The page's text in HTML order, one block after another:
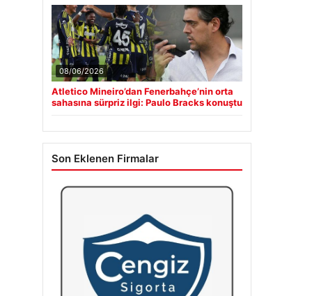
08/06/2026
Atletico Mineiro’dan Fenerbahçe’nin orta
sahasına sürpriz ilgi: Paulo Bracks konuştu
Son Eklenen Firmalar